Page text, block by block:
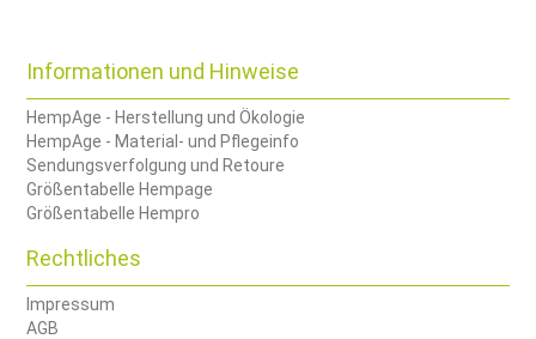
Informationen und Hinweise
HempAge - Herstellung und Ökologie
HempAge - Material- und Pflegeinfo
Sendungsverfolgung und Retoure
Größentabelle Hempage
Größentabelle Hempro
Rechtliches
Impressum
AGB